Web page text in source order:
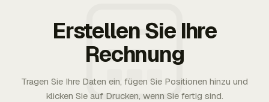
Erstellen Sie Ihre
Rechnung
Tragen Sie Ihre Daten ein, fügen Sie Positionen hinzu und
klicken Sie auf Drucken, wenn Sie fertig sind.